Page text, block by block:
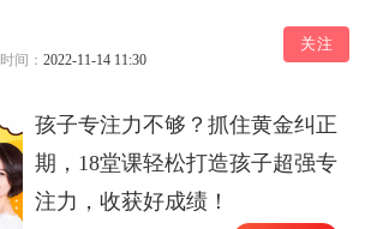
关注
时间： 2022-11-14 11:30
孩子专注力不够？抓住黄金纠正
期，18堂课轻松打造孩子超强专
注力，收获好成绩！